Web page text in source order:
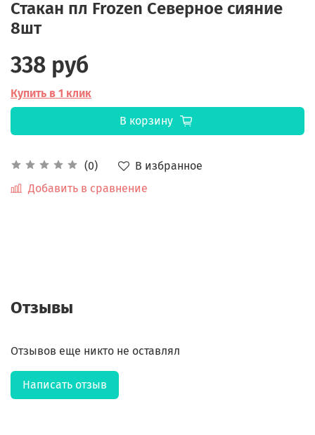
Стакан пл Frozen Северное сияние
8шт
(0)
В избранное
Добавить в сравнение
338 руб
Купить в 1 клик
В корзину
Отзывы
Отзывов еще никто не оставлял
Написать отзыв